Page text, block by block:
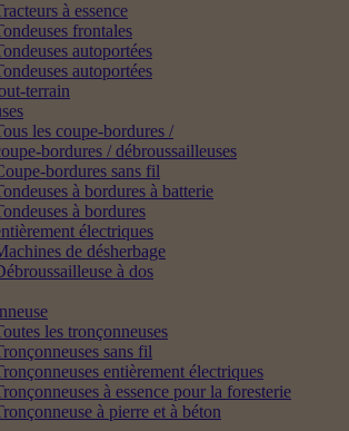
à essence
frontales
autoportées
autoportées
terrain
les coupe-bordures /
bordures / débroussailleuses
bordures sans fil
à bordures à batterie
à bordures
électriques
de désherbage
à dos
les tronçonneuses
sans fil
entièrement électriques
à essence pour la foresterie
à pierre et à béton